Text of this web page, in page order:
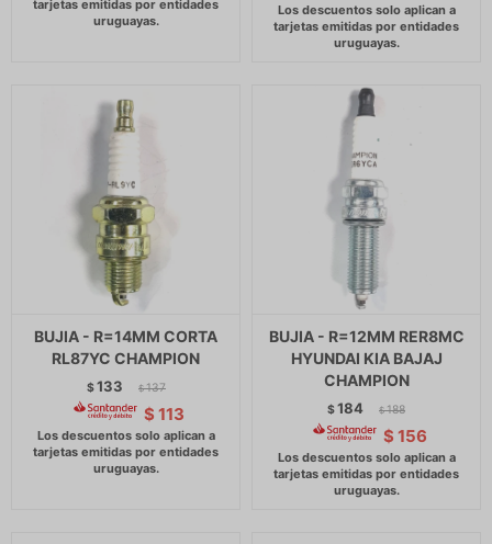
BUJIA - R=14MM CORTA
RL87YC CHAMPION
$133 $ 137
$ 113
BUJIA - R=12MM RER8MC
HYUNDAI KIA BAJAJ
CHAMPION
$184 $ 188
$ 156